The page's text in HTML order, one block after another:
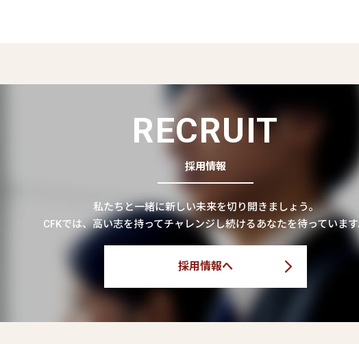
RECRUIT
採用情報
私たちと一緒に新しい未来を切り開きましょう。
CFKでは、高い志を持ってチャレンジし続けるあなたを待っていま
採用情報へ